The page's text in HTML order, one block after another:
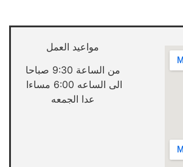
مواعيد العمل
من الساعة 9:30 صباحا
الى الساعه 6:00 مساءا
عدا الجمعه